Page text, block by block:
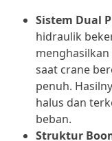
Sistem Dual
hidraulik
saat crane
penuh.
halus dan
beban.
Struktur